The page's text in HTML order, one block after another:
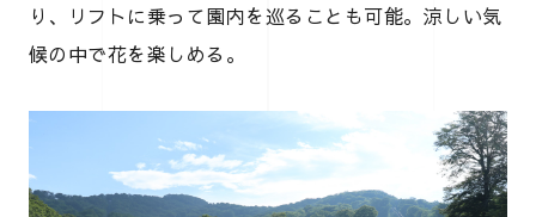
り、リフトに乗って園内を巡ることも可能。涼しい気
候の中で花を楽しめる。